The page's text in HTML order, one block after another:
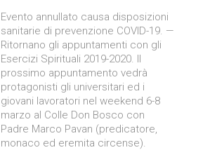
Evento annullato causa disposizioni
sanitarie di prevenzione COVID-19. —
Ritornano gli appuntamenti con gli
Esercizi Spirituali 2019-2020. Il
prossimo appuntamento vedrà
protagonisti gli universitari ed i
giovani lavoratori nel weekend 6-8
marzo al Colle Don Bosco con
Padre Marco Pavan (predicatore,
monaco ed eremita circense).